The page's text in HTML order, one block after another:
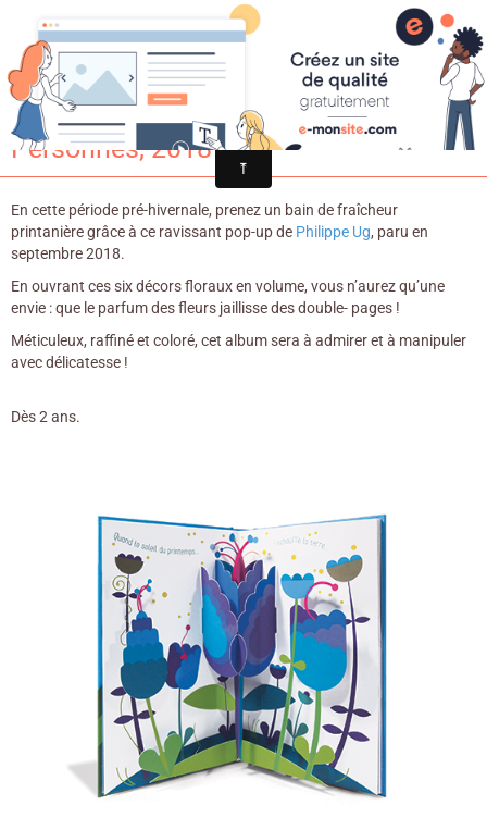
Croqu'livre
Corolles / Philippe Ug. - Les Grandes
Personnes, 2018
En cette période pré-hivernale, prenez un bain de fraîcheur
printanière grâce à ce ravissant pop-up de Philippe Ug, paru en
septembre 2018.
En ouvrant ces six décors floraux en volume, vous n’aurez qu’une
envie : que le parfum des fleurs jaillisse des double- pages !
Méticuleux, raffiné et coloré, cet album sera à admirer et à manipuler
avec délicatesse !
Dès 2 ans.